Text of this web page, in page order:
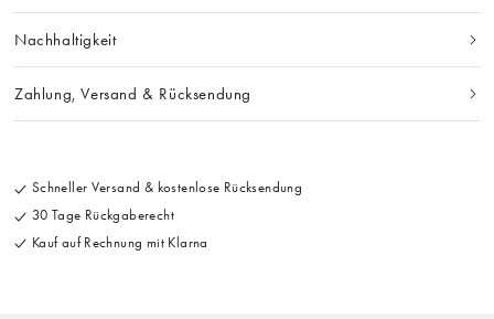
Nachhaltigkeit
Zahlung, Versand & Rücksendung
Schneller Versand & kostenlose Rücksendung
30 Tage Rückgaberecht
Kauf auf Rechnung mit Klarna